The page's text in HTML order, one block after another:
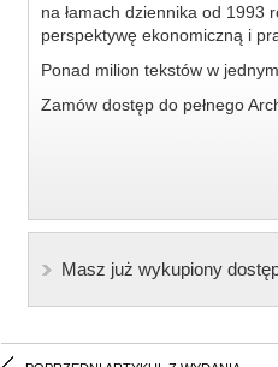
na łamach dziennika od 1993
perspektywę ekonomiczną i
Ponad milion tekstów w
Zamów dostęp do pełnego
Masz już wykupiony